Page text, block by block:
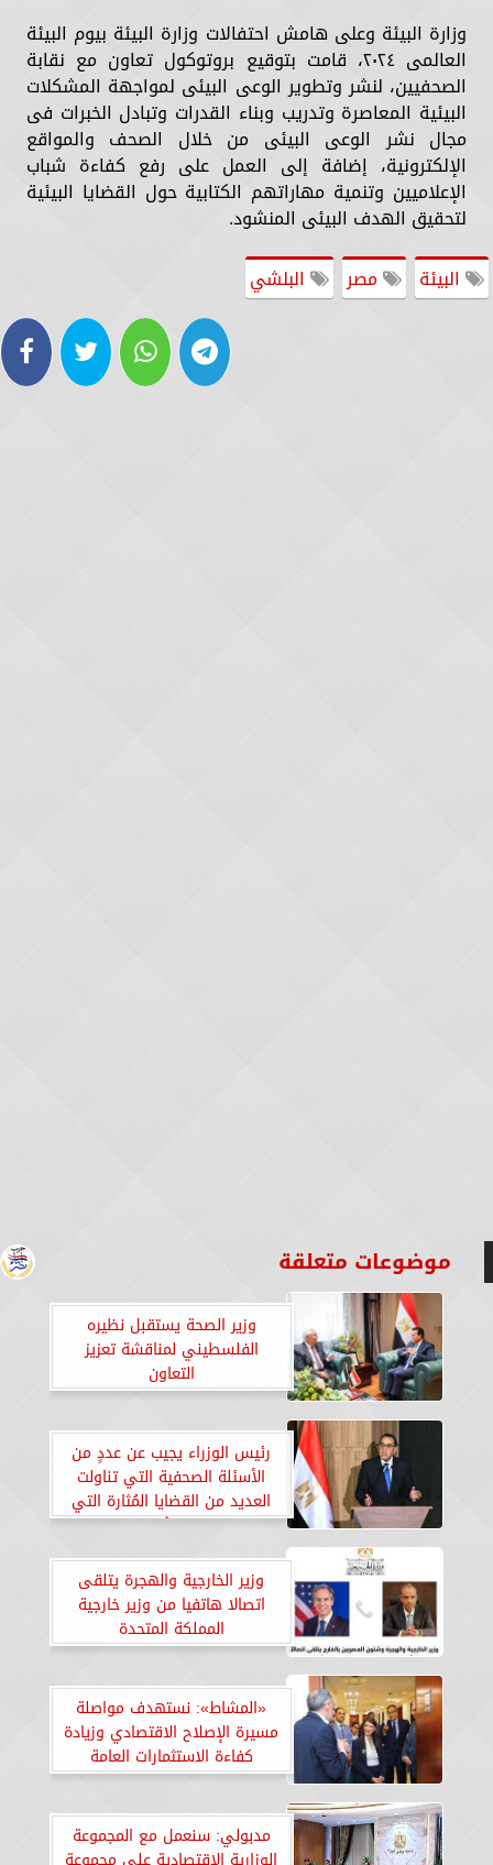
وزارة البيئة وعلى هامش احتفالات وزارة البيئة بيوم البيئة
العالمى ٢٠٢٤، قامت بتوقيع بروتوكول تعاون مع نقابة
الصحفيين، لنشر وتطوير الوعى البيئى لمواجهة المشكلات
البيئية المعاصرة وتدريب وبناء القدرات وتبادل الخبرات فى
مجال نشر الوعى البيئى من خلال الصحف والمواقع
الإلكترونية، إضافة إلى العمل على رفع كفاءة شباب
الإعلاميين وتنمية مهاراتهم الكتابية حول القضايا البيئية
لتحقيق الهدف البيئى المنشود.
البيئة
مصر البلشي
موضوعات متعلقة
وزير الصحة يستقبل نظيره
الفلسطيني لمناقشة تعزيز
التعاون
رئيس الوزراء يجيب عن عددٍ من
الأسئلة الصحفية التي تناولت
العديد من القضايا المُثارة التي
تشغل الرأي العام
وزير الخارجية والهجرة يتلقى
اتصالا هاتفيا من وزير خارجية
المملكة المتحدة
«المشاط»: نستهدف مواصلة
مسيرة الإصلاح الاقتصادي وزيادة
كفاءة الاستثمارات العامة
مدبولي: سنعمل مع المجموعة